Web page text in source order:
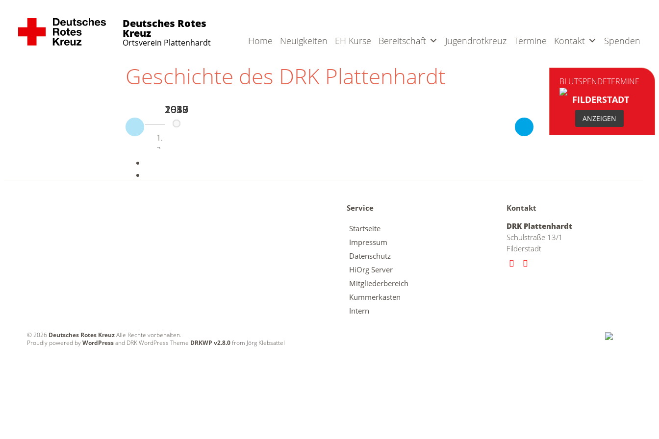
Deutsches Rotes
Kreuz
Ortsverein Plattenhardt Home Neuigkeiten EH Kurse Bereitschaft Jugendrotkreuz Termine Kontakt Spenden
BLUTSPENDETERMINE
FILDERSTADT
ANZEIGEN
Geschichte des DRK Plattenhardt
1933
1945
1959
2016
2017
Prev Next
Service
Startseite
Impressum
Datenschutz
HiOrg Server
Mitgliederbereich
Kummerkasten
Intern
Kontakt
DRK Plattenhardt
Schulstraße 13/1
Filderstadt
© 2026 Deutsches Rotes Kreuz Alle Rechte vorbehalten.
Proudly powered byWordPress and DRK WordPress Theme DRKWP v2.8.0 from Jörg Klebsattel